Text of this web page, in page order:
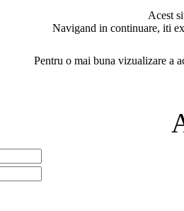
Acest
Navigand in continuare, iti
Pentru o mai buna vizualizare a